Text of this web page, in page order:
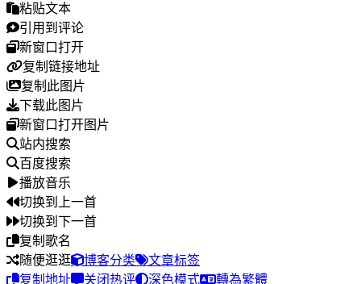
粘贴文本
引用到评论
新窗口打开
复制链接地址
复制此图片
下载此图片
新窗口打开图片
站内搜索
百度搜索
播放音乐
切换到上一首
切换到下一首
复制歌名
随便逛逛
博客分类
文章标签
复制地址
关闭热评 深色模式 轉為繁體